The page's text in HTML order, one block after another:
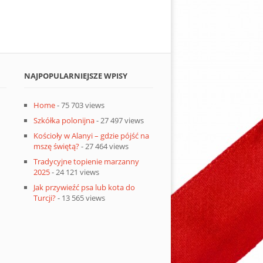
NAJPOPULARNIEJSZE WPISY
Home- 75 703 views
Szkółka polonijna- 27 497 views
Kościoły w Alanyi – gdzie pójść na
mszę świętą?- 27 464 views
Tradycyjne topienie marzanny
2025- 24 121 views
Jak przywieźć psa lub kota do
Turcji?- 13 565 views